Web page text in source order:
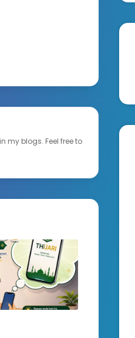
my blogs. Feel free to